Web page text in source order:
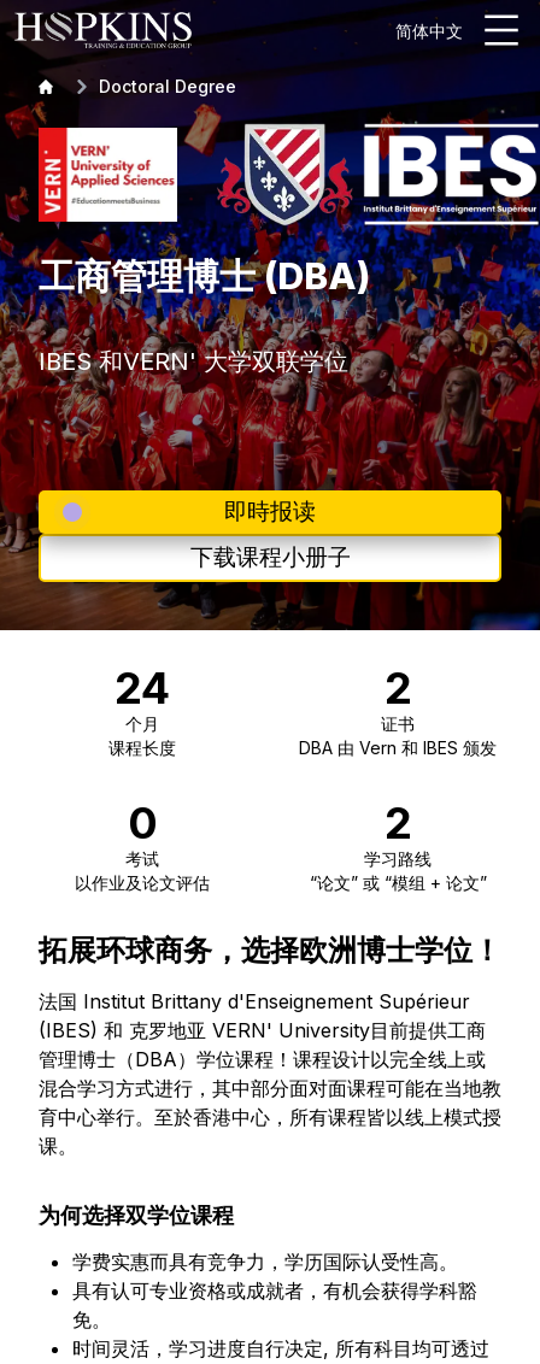
简体中文
Doctoral Degree
工商管理博士 (DBA)
IBES 和VERN' 大学双联学位
即時报读
下载课程小册子
24
个月
课程长度
2
证书
DBA 由 Vern 和 IBES 颁发
0
考试
以作业及论文评估
2
学习路线
“论文” 或 “模组 + 论文”
拓展环球商务，选择欧洲博士学位！
法国 Institut Brittany d'Enseignement Supérieur
(IBES) 和 克罗地亚 VERN' University目前提供工商
管理博士（DBA）学位课程！课程设计以完全线上或
混合学习方式进行，其中部分面对面课程可能在当地教
育中心举行。至於香港中心，所有课程皆以线上模式授
课。
为何选择双学位课程
学费实惠而具有竞争力，学历国际认受性高。
具有认可专业资格或成就者，有机会获得学科豁
免。
时间灵活，学习进度自行决定, 所有科目均可透过